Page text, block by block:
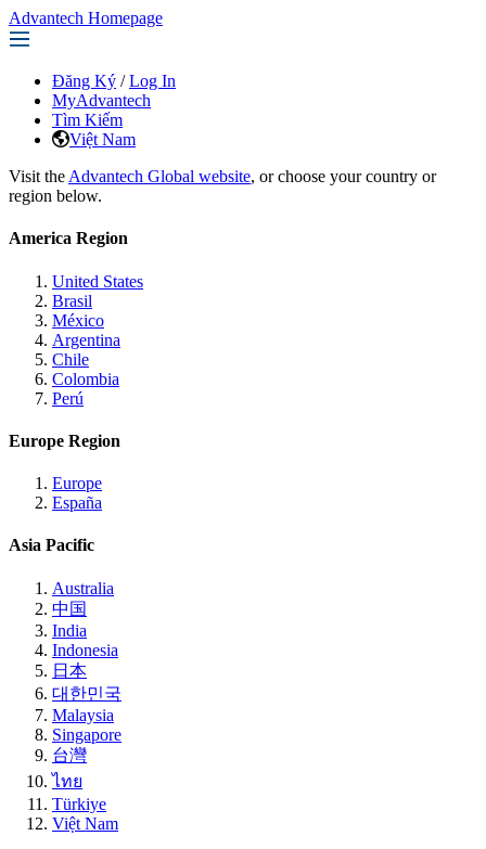
Advantech Homepage
Đăng Ký / Log In
MyAdvantech
Tìm Kiếm
Việt Nam
Visit the Advantech Global website, or choose your country or
region below.
America Region
United States
Brasil
México
Argentina
Chile
Colombia
Perú
Europe Region
Europe
España
Asia Pacific
Australia
中国
India
Indonesia
日本
대한민국
Malaysia
Singapore
台灣
ไทย
Türkiye
Việt Nam